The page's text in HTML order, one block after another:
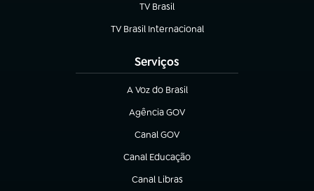
TV Brasil
(abre em nova aba)
TV Brasil Internacional
(abre em nova aba)
Serviços
A Voz do Brasil
(abre em nova aba)
Agência GOV
(abre em nova aba)
Canal GOV
(abre em nova aba)
Canal Educação
(abre em nova aba)
Canal Libras
(abre em nova aba)